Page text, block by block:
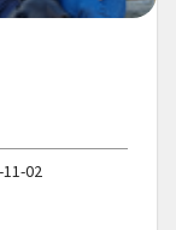
02